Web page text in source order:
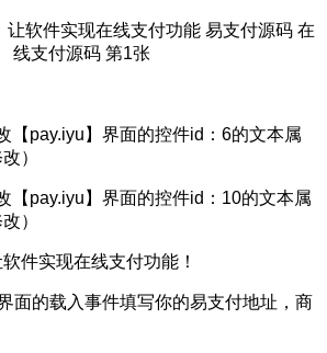
【pay.iyu】界面的控件id：6的文本属
）
【pay.iyu】界面的控件id：10的文本属
）
件实现在线支付功能！
面的载入事件填写你的易支付地址，商